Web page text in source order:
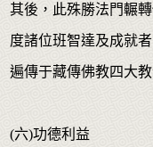
其後，此殊勝法門輾
度諸位班智達及成就
遍傳于藏傳佛教四大教
(六)功德利益